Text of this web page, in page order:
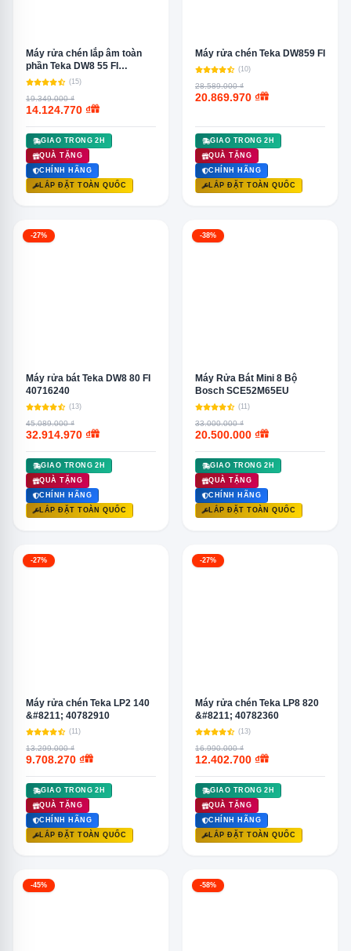
Máy rửa chén lắp âm toàn
phần Teka DW8 55 FI
40782132(15)
19.349.000 ₫
14.124.770 ₫
GIAO TRONG 2H
QUÀ TẶNG
CHÍNH HÃNG
LẮP ĐẶT TOÀN QUỐC
Máy rửa chén Teka DW859 FI
(10)
28.589.000 ₫
20.869.970 ₫
GIAO TRONG 2H
QUÀ TẶNG
CHÍNH HÃNG
LẮP ĐẶT TOÀN QUỐC
-27%
Máy rửa bát Teka DW8 80 FI
40716240
(13)
45.089.000 ₫
32.914.970 ₫
GIAO TRONG 2H
QUÀ TẶNG
CHÍNH HÃNG
LẮP ĐẶT TOÀN QUỐC
-38%
Máy Rửa Bát Mini 8 Bộ
Bosch SCE52M65EU
(11)
33.000.000 ₫
20.500.000 ₫
GIAO TRONG 2H
QUÀ TẶNG
CHÍNH HÃNG
LẮP ĐẶT TOÀN QUỐC
-27%
Máy rửa chén Teka LP2 140
&#8211; 40782910
(11)
13.299.000 ₫
9.708.270 ₫
GIAO TRONG 2H
QUÀ TẶNG
CHÍNH HÃNG
LẮP ĐẶT TOÀN QUỐC
-27%
Máy rửa chén Teka LP8 820
&#8211; 40782360
(13)
16.990.000 ₫
12.402.700 ₫
GIAO TRONG 2H
QUÀ TẶNG
CHÍNH HÃNG
LẮP ĐẶT TOÀN QUỐC
-45% -58%